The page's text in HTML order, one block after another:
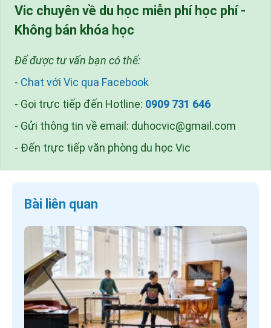
Vic chuyên về du học miễn phí học phí -
Không bán khóa học
Để được tư vấn bạn có thể:
- Chat với Vic qua Facebook
- Gọi trực tiếp đến Hotline: 0909 731 646
- Gửi thông tin về email: duhocvic@gmail.com
- Đến trực tiếp văn phòng du học Vic
Bài liên quan